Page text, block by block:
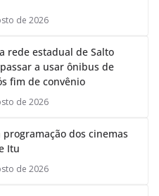
de 2026
rede estadual de Salto
a usar ônibus de
fim de convênio
de 2026
programação dos cinemas
Itu
de 2026